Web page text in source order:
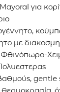
για
με
gentle